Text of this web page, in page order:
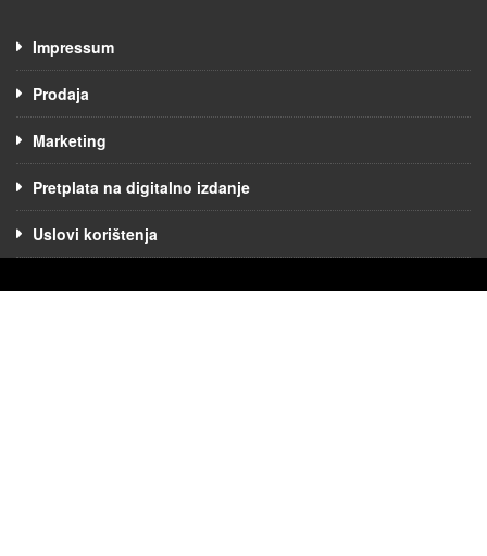
Impressum
Prodaja
Marketing
Pretplata na digitalno izdanje
Uslovi korištenja